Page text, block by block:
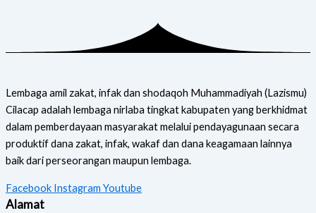
Lembaga amil zakat, infak dan shodaqoh Muhammadiyah (Lazismu)
Cilacap adalah lembaga nirlaba tingkat kabupaten yang berkhidmat
dalam pemberdayaan masyarakat melalui pendayagunaan secara
produktif dana zakat, infak, wakaf dan dana keagamaan lainnya
baik dari perseorangan maupun lembaga.
Facebook Instagram Youtube
Alamat